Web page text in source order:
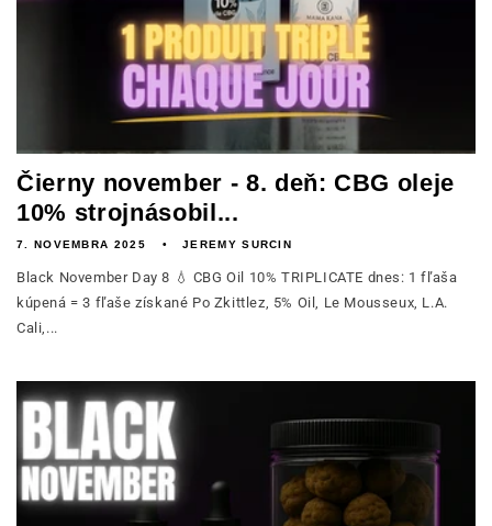
Čierny november - 8. deň: CBG oleje
10% strojnásobil...
7. NOVEMBRA 2025 JEREMY SURCIN
Black November Day 8 💧 CBG Oil 10% TRIPLICATE dnes: 1 fľaša
kúpená = 3 fľaše získané Po Zkittlez, 5% Oil, Le Mousseux, L.A.
Cali,...